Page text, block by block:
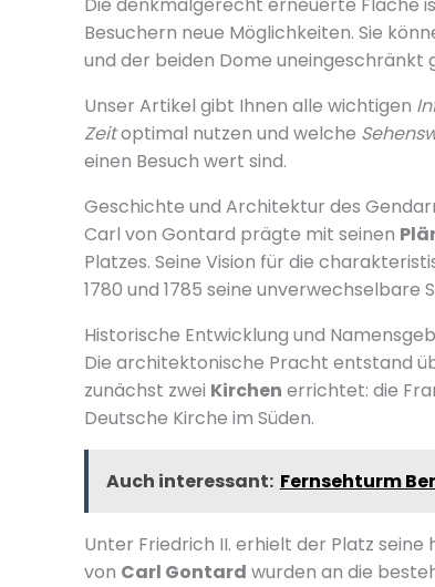
Die denkmalgerecht erneuerte Fläche
Besuchern neue Möglichkeiten. Sie
und der beiden Dome uneingeschränkt
Unser Artikel gibt Ihnen alle wichtigen
Zeitoptimal nutzen und welche
einen Besuch wert sind.
Geschichte und Architektur des
Carl von Gontard prägte mit seinen
Platzes. Seine Vision für die
1780 und 1785 seine unverwechselbare
Historische Entwicklung und
Die architektonische Pracht entstand
zunächst zwei Kirchen errichtet: die
Deutsche Kirche im Süden.
Auch interessant: Fernsehturm
Unter Friedrich II. erhielt der Platz
von Carl Gontard wurden an die